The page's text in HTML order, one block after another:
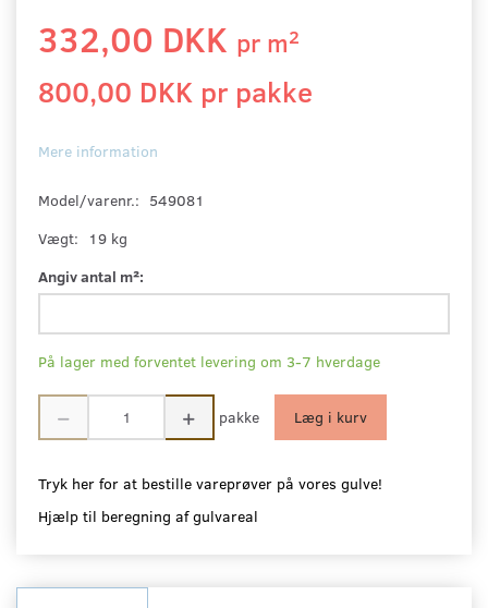
332,00 DKK pr m2
800,00 DKK pr pakke
Mere information
Model/varenr.: 549081
Vægt:
19 kg
Angiv antal m²:
På lager med forventet levering om 3-7 hverdage
pakke Læg i kurv
Tryk her for at bestille vareprøver på vores gulve!
Hjælp til beregning af gulvareal